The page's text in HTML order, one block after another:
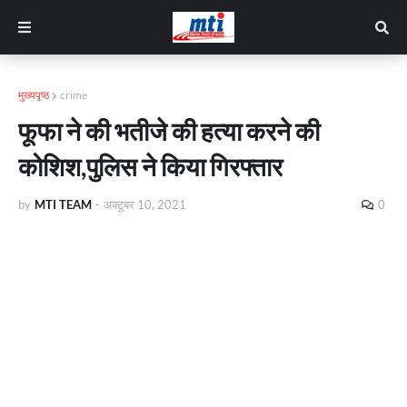
मुख्यपृष्ठ crime
फूफा ने की भतीजे की हत्या करने की
कोशिश,पुलिस ने किया गिरफ्तार
by MTI TEAM - अक्टूबर 10, 2021 0